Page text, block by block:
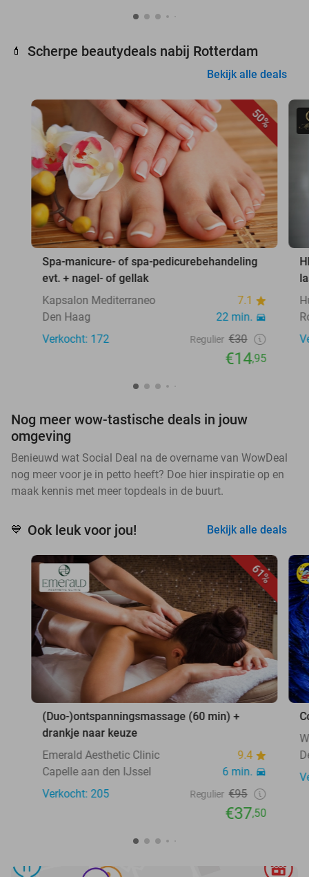
💄 Scherpe beautydeals nabij Rotterdam
Bekijk alle deals
50%
Spa-manicure- of spa-pedicurebehandeling
evt. + nagel- of gellak
Kapsalon Mediterraneo
7.1
Den Haag
22 min.
Verkocht: 172
Regulier €30
€14,95
Nog meer wow-tastische deals in jouw
omgeving
Benieuwd wat Social Deal na de overname van WowDeal
nog meer voor je in petto heeft? Doe hier inspiratie op en
maak kennis met meer topdeals in de buurt.
💙 Ook leuk voor jou! Bekijk alle deals
61%
(Duo-)ontspanningsmassage (60 min) +
drankje naar keuze
Emerald Aesthetic Clinic
9.4
Capelle aan den IJssel
6 min.
Verkocht: 205
Regulier €95
€37,50